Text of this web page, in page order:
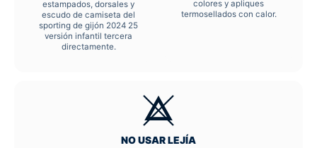
estampados, dorsales y
escudo de camiseta del
sporting de gijón 2024 25
versión infantil tercera
directamente.
colores y apliques
termosellados con calor.
NO USAR LEJÍA